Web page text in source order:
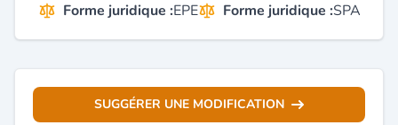
Forme juridique :EPE Forme juridique :SPA
SUGGÉRER UNE MODIFICATION